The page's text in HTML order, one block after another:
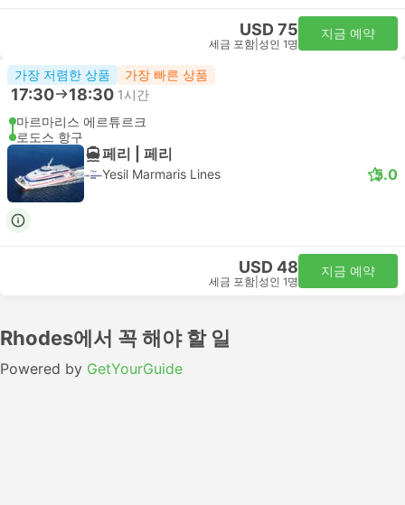
USD 75
세금 포함 성인 1명
지금 예약
가장 저렴한 상품 가장 빠른 상품
17:30 18:30 1시간
마르마리스 에르튜르크
로도스 항구
페리 | 페리
Yesil Marmaris Lines 5.0
USD 48
세금 포함 성인 1명
지금 예약
Rhodes에서 꼭 해야 할 일
Powered by GetYourGuide